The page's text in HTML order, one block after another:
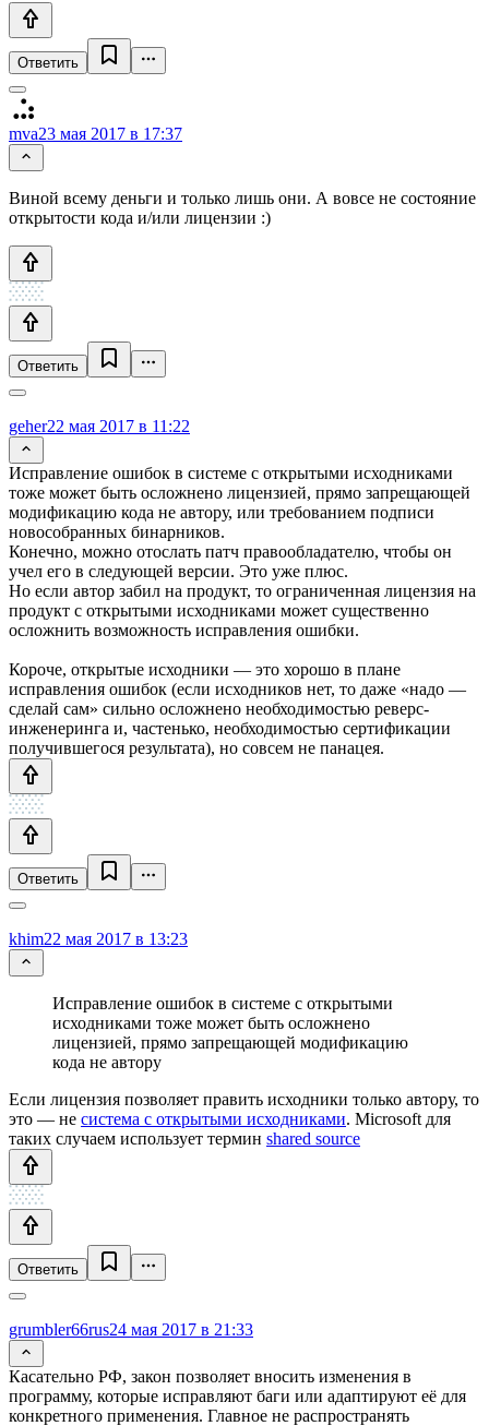
Ответить
mva23 мая 2017 в 17:37
Виной всему деньги и только лишь они. А вовсе не состояние
открытости кода и/или лицензии :)
Ответить
geher22 мая 2017 в 11:22
Исправление ошибок в системе с открытыми исходниками
тоже может быть осложнено лицензией, прямо запрещающей
модификацию кода не автору, или требованием подписи
новособранных бинарников.
Конечно, можно отослать патч правообладателю, чтобы он
учел его в следующей версии. Это уже плюс.
Но если автор забил на продукт, то ограниченная лицензия на
продукт с открытыми исходниками может существенно
осложнить возможность исправления ошибки.
Короче, открытые исходники — это хорошо в плане
исправления ошибок (если исходников нет, то даже «надо —
сделай сам» сильно осложнено необходимостью реверс-
инженеринга и, частенько, необходимостью сертификации
получившегося результата), но совсем не панацея.
Ответить
khim22 мая 2017 в 13:23
Исправление ошибок в системе с открытыми
исходниками тоже может быть осложнено
лицензией, прямо запрещающей модификацию
кода не автору
Если лицензия позволяет править исходники только автору, то
это — не система с открытыми исходниками. Microsoft для
таких случаем использует термин shared source
Ответить
grumbler66rus24 мая 2017 в 21:33
Касательно РФ, закон позволяет вносить изменения в
программу, которые исправляют баги или адаптируют её для
конкретного применения. Главное не распространять